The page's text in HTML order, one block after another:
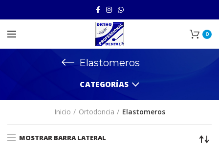
0
Elastomeros
CATEGORÍAS
Inicio Ortodoncia Elastomeros
MOSTRAR BARRA LATERAL